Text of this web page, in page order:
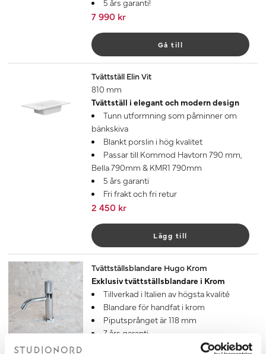
7 990 kr
Gå till
Tvättställ Elin Vit
810 mm
Tvättställ i elegant och modern design
Tunn utformning som påminner om
bänkskiva
Blankt porslin i hög kvalitet
Passar till Kommod Havtorn 790 mm,
Bella 790mm & KMR1 790mm
5 års garanti
Fri frakt och fri retur
2 450 kr
Lägg till
Tvättställsblandare Hugo Krom
Exklusiv tvättställsblandare i Krom
Tillverkad i Italien av högsta kvalité
Blandare för handfat i krom
Piputsprånget är 118 mm
7 års garanti
denna